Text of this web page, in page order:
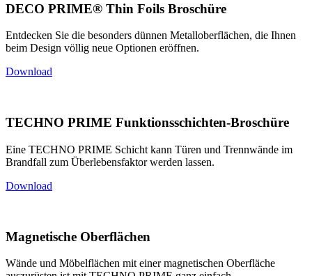
DECO PRIME® Thin Foils Broschüre
Entdecken Sie die besonders dünnen Metalloberflächen, die Ihnen
beim Design völlig neue Optionen eröffnen.
Download
TECHNO PRIME Funktionsschichten-Broschüre
Eine TECHNO PRIME Schicht kann Türen und Trennwände im
Brandfall zum Überlebensfaktor werden lassen.
Download
Magnetische Oberflächen
Wände und Möbelflächen mit einer magnetischen Oberfläche